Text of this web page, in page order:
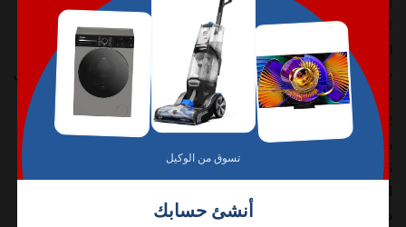
المادة الثامنة – خدمات الدفع والسداد للمتاجر في المتجر
1- يوفّر المتجر عبر شركائها نظام الدفع والسداد في المتجر فيمكن أن
يتم عبر الانترنت كليا من خلال خيارات الدفع المتوفرة على المتجر أو من
خلال أي طريقة دفع يوفرها المتجر من حين لآخر.
2- يلتزم المتجر بتحديد سعر الخدمة أو المنتج الذي يقوم بعرضه في
متجره وفقاً للقيمة السوقية المتعارف عليها.
3- يلتزم المتجر بتوفير فواتير وسندات قبض وسندات استلام لجميع
شرائه لخدمة أو منتج